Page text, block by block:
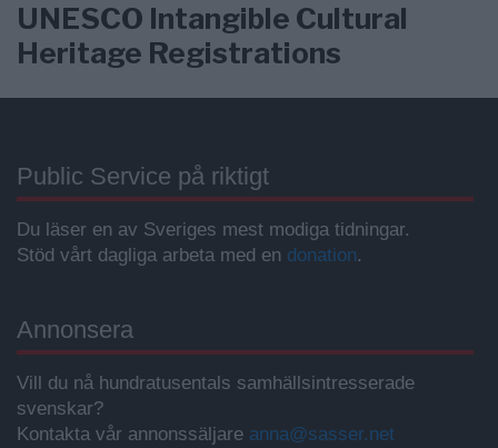
UNESCO Intangible Cultural
Heritage Registrations
Public Service på riktigt
Du läser en av Sveriges mest modiga tidningar.
Stöd vårt dagliga arbeta med en donation.
Annonsera
Vill du nå hundratusentals samhällsintresserade
svenskar?
Kontakta vår annonssäljare anna@sasser.net